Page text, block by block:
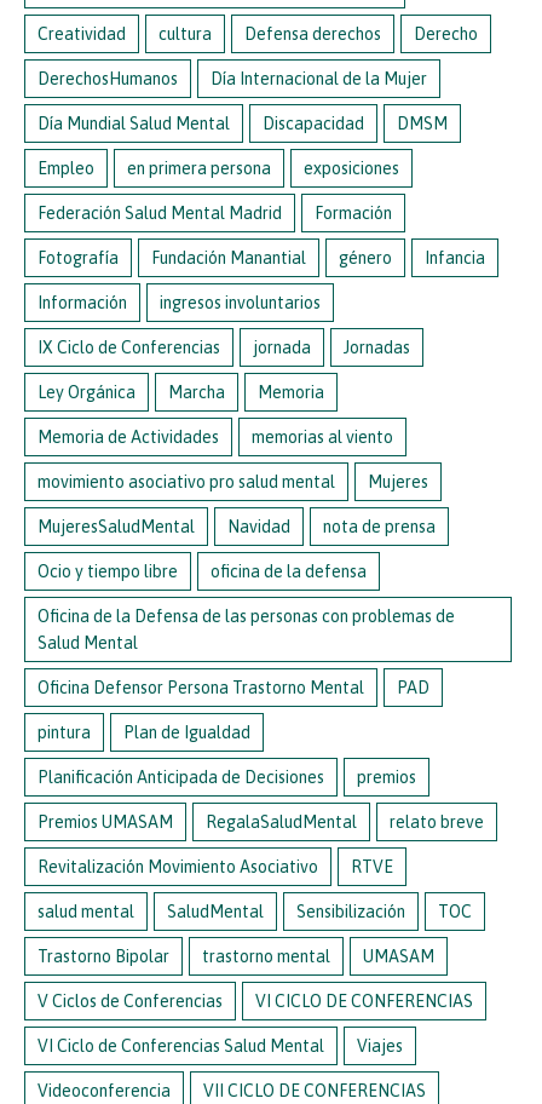
Creatividad cultura Defensa derechos Derecho
DerechosHumanos Día Internacional de la Mujer
Día Mundial Salud Mental Discapacidad DMSM
Empleo en primera persona exposiciones
Federación Salud Mental Madrid Formación
Fotografía Fundación Manantial género Infancia
Información ingresos involuntarios
IX Ciclo de Conferencias jornada Jornadas
Ley Orgánica Marcha Memoria
Memoria de Actividades memorias al viento
movimiento asociativo pro salud mental Mujeres
MujeresSaludMental Navidad nota de prensa
Ocio y tiempo libre oficina de la defensa
Oficina de la Defensa de las personas con problemas de
Salud Mental
Oficina Defensor Persona Trastorno Mental PAD
pintura Plan de Igualdad
Planificación Anticipada de Decisiones premios
Premios UMASAM RegalaSaludMental relato breve
Revitalización Movimiento Asociativo RTVE
salud mental SaludMental Sensibilización TOC
Trastorno Bipolar trastorno mental UMASAM
V Ciclos de Conferencias VI CICLO DE CONFERENCIAS
VI Ciclo de Conferencias Salud Mental Viajes
Videoconferencia VII CICLO DE CONFERENCIAS